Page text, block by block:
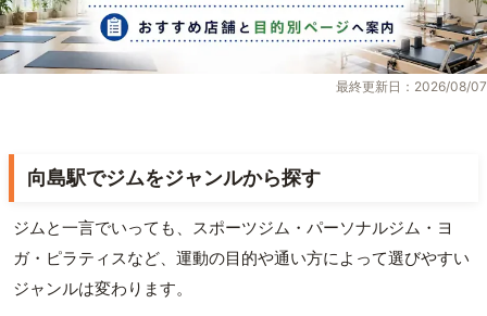
最終更新日：2026/08/07
向島駅でジムをジャンルから探す
ジムと一言でいっても、スポーツジム・パーソナルジム・ヨ
ガ・ピラティスなど、運動の目的や通い方によって選びやすい
ジャンルは変わります。